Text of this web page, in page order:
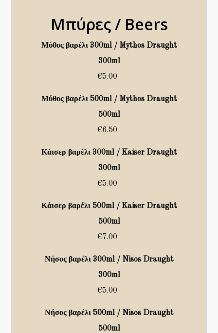
Μπύρες / Beers
Μύθος βαρέλι 300ml / Mythos Draught
300ml
€5.00
Μύθος βαρέλι 500ml / Mythos Draught
500ml
€6.50
Κάισερ βαρέλι 300ml / Kaiser Draught
300ml
€5.00
Κάισερ βαρέλι 500ml / Kaiser Draught
500ml
€7.00
Νήσος βαρέλι 300ml / Nisos Draught
300ml
€5.00
Νήσος βαρέλι 500ml / Nisos Draught
500ml